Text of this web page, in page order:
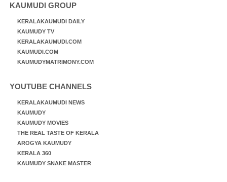
KAUMUDI GROUP
KERALAKAUMUDI DAILY
KAUMUDY TV
KERALAKAUMUDI.COM
KAUMUDI.COM
KAUMUDYMATRIMONY.COM
YOUTUBE CHANNELS
KERALAKAUMUDI NEWS
KAUMUDY
KAUMUDY MOVIES
THE REAL TASTE OF KERALA
AROGYA KAUMUDY
KERALA 360
KAUMUDY SNAKE MASTER